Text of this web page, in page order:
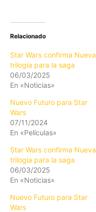
Relacionado
Star Wars confirma Nueva
trilogía para la saga
06/03/2025
En «Noticias»
Nuevo Futuro para Star
Wars
07/11/2024
En «Películas»
Star Wars confirma Nueva
trilogía para la saga
06/03/2025
En «Noticias»
Nuevo Futuro para Star
Wars